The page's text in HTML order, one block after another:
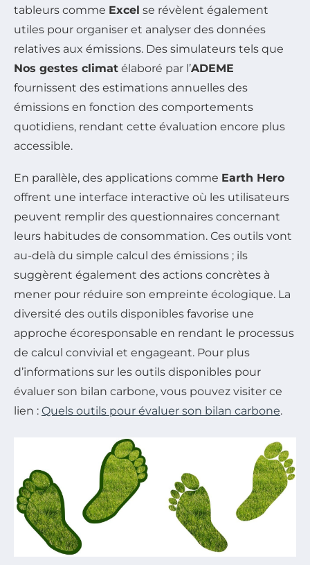
tableurs comme Excel se révèlent également
utiles pour organiser et analyser des données
relatives aux émissions. Des simulateurs tels que
Nos gestes climat élaboré par l’ADEME
fournissent des estimations annuelles des
émissions en fonction des comportements
quotidiens, rendant cette évaluation encore plus
accessible.
En parallèle, des applications comme Earth Hero
offrent une interface interactive où les utilisateurs
peuvent remplir des questionnaires concernant
leurs habitudes de consommation. Ces outils vont
au-delà du simple calcul des émissions ; ils
suggèrent également des actions concrètes à
mener pour réduire son empreinte écologique. La
diversité des outils disponibles favorise une
approche écoresponsable en rendant le processus
de calcul convivial et engageant. Pour plus
d’informations sur les outils disponibles pour
évaluer son bilan carbone, vous pouvez visiter ce
lien : Quels outils pour évaluer son bilan carbone.